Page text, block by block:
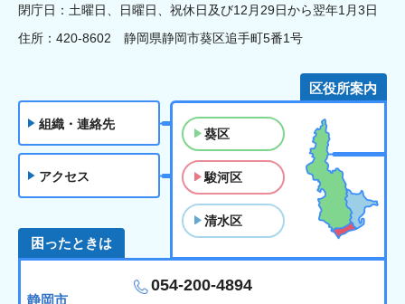
閉庁日：土曜日、日曜日、祝休日及び12月29日から翌年1月3日
住所：420-8602 静岡県静岡市葵区追手町5番1号
組織・連絡先
アクセス
区役所案内
葵区
駿河区
清水区
困ったときは
静岡市
054-200-4894